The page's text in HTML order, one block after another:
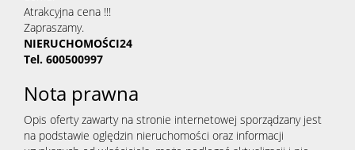
Atrakcyjna cena !!!
Zapraszamy.
NIERUCHOMOŚCI24
Tel. 600500997
Nota prawna
Opis oferty zawarty na stronie internetowej sporządzany jest
na podstawie oględzin nieruchomości oraz informacji